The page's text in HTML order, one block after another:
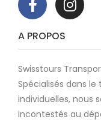
A PROPOS
Swisstours
Spécialisés dans
individuelles, nous
incontestés au